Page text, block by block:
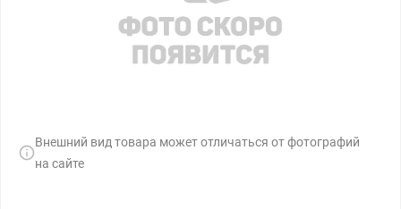
Внешний вид товара может отличаться от фотографий
на сайте